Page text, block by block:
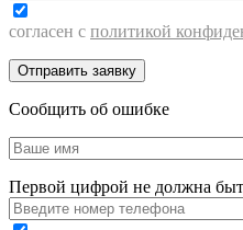
согласен с политикой
Сообщить об ошибке
Первой цифрой не должна